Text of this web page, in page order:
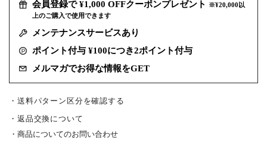
会員登録で ¥1,000 OFFクーポンプレゼント
※¥20,000以
上のご購入で使用できます
メンテナンスサービスあり
ポイント付与 ¥100につき2ポイント付与
メルマガでお得な情報をGET
・送料パターン区分を確認する
返品交換について
商品についてのお問い合わせ